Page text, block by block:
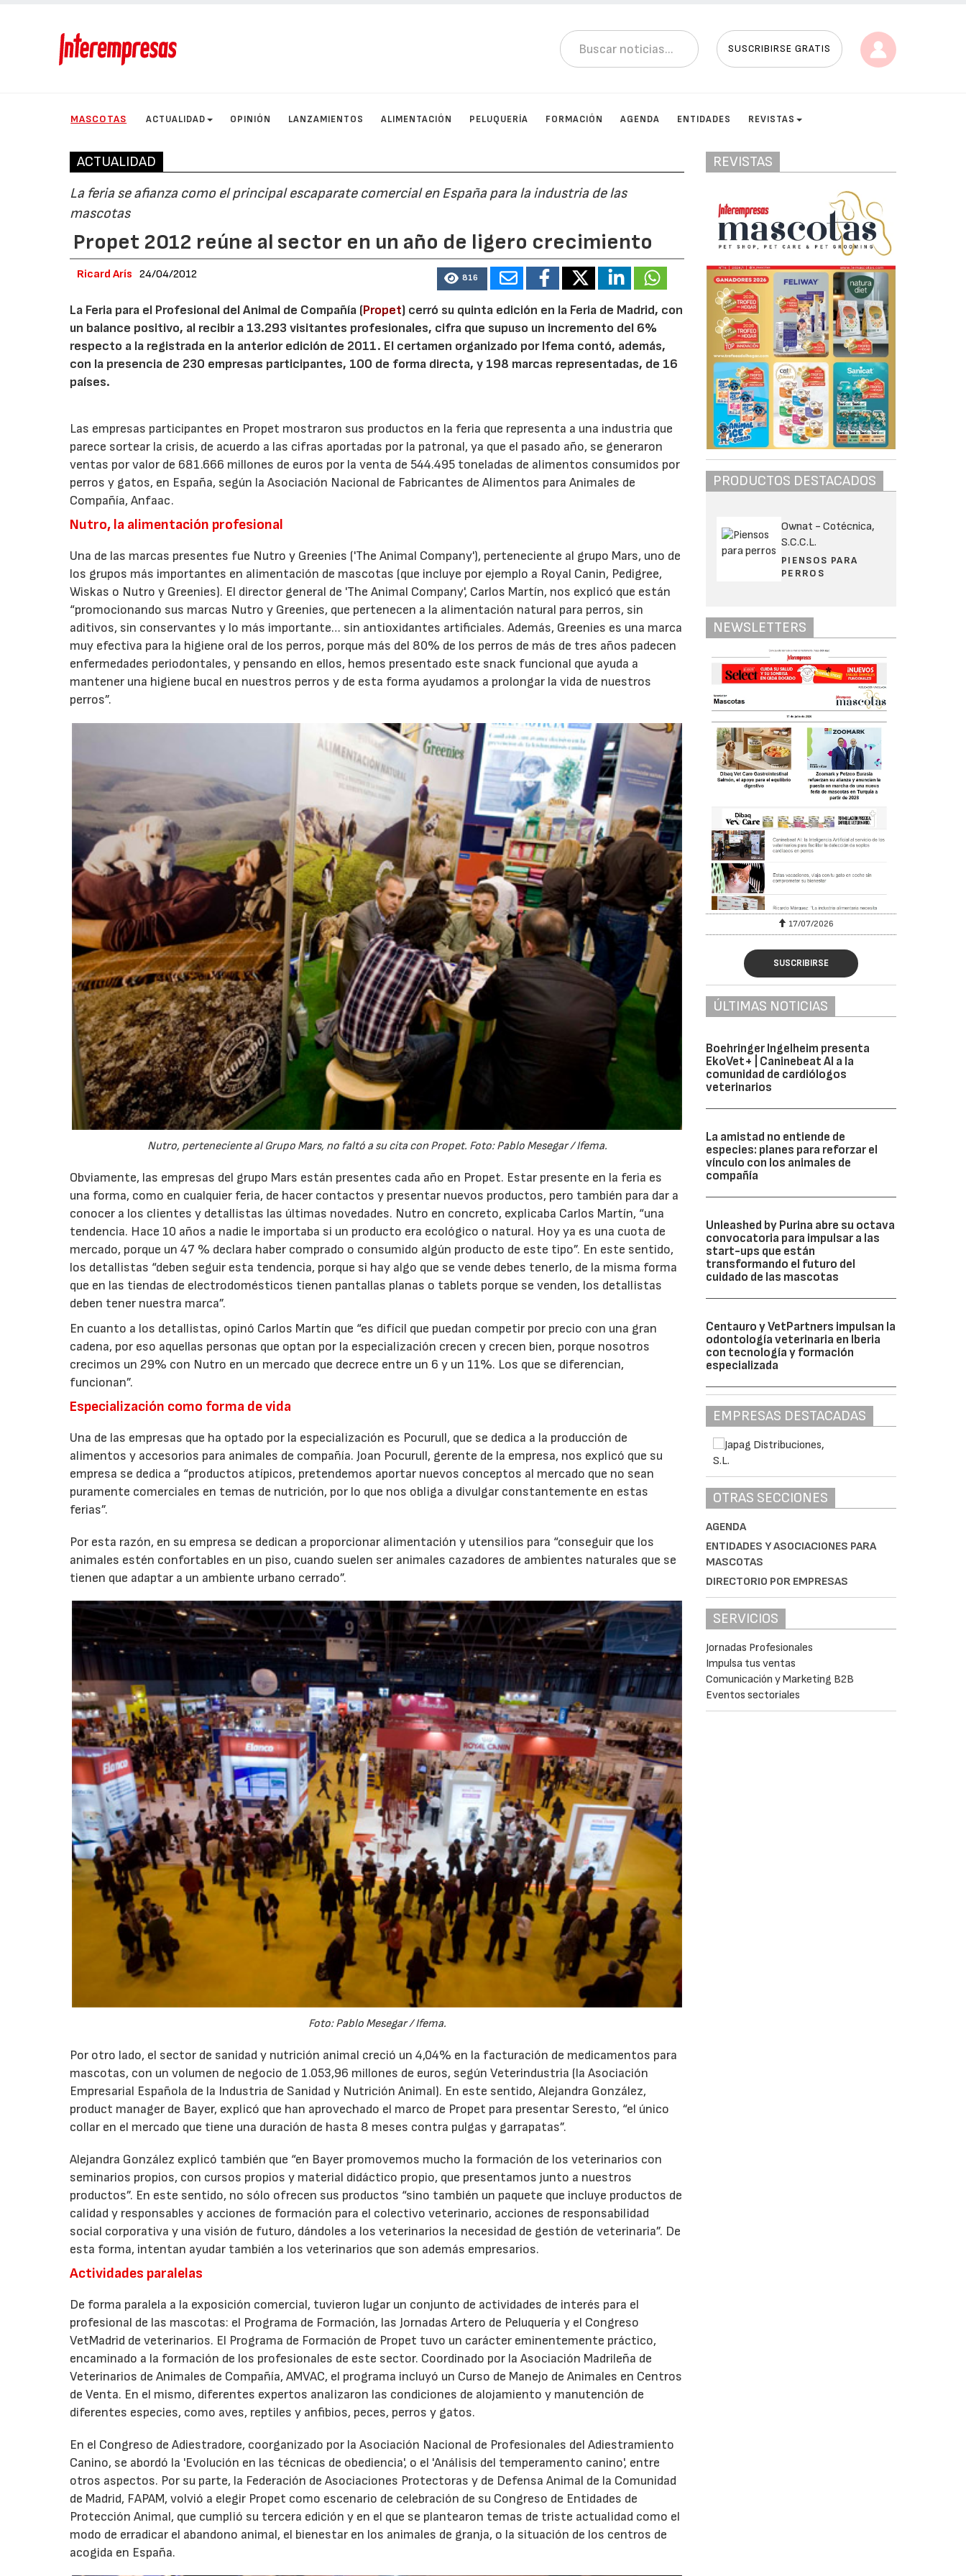
SUSCRIBIRSE GRATIS
MASCOTAS ACTUALIDAD OPINIÓN LANZAMIENTOS ALIMENTACIÓN PELUQUERÍA FORMACIÓN AGENDA ENTIDADES REVISTAS
ACTUALIDAD
La feria se afianza como el principal escaparate comercial en España para la industria de las
mascotas
Propet 2012 reúne al sector en un año de ligero crecimiento
Ricard Arís 24/04/2012 816
La Feria para el Profesional del Animal de Compañía (Propet) cerró su quinta edición en la Feria de Madrid, con
un balance positivo, al recibir a 13.293 visitantes profesionales, cifra que supuso un incremento del 6%
respecto a la registrada en la anterior edición de 2011. El certamen organizado por Ifema contó, además,
con la presencia de 230 empresas participantes, 100 de forma directa, y 198 marcas representadas, de 16
países.
Las empresas participantes en Propet mostraron sus productos en la feria que representa a una industria que
parece sortear la crisis, de acuerdo a las cifras aportadas por la patronal, ya que el pasado año, se generaron
ventas por valor de 681.666 millones de euros por la venta de 544.495 toneladas de alimentos consumidos por
perros y gatos, en España, según la Asociación Nacional de Fabricantes de Alimentos para Animales de
Compañía, Anfaac.
Nutro, la alimentación profesional
Una de las marcas presentes fue Nutro y Greenies ('The Animal Company'), perteneciente al grupo Mars, uno de
los grupos más importantes en alimentación de mascotas (que incluye por ejemplo a Royal Canin, Pedigree,
Wiskas o Nutro y Greenies). El director general de 'The Animal Company', Carlos Martín, nos explicó que están
“promocionando sus marcas Nutro y Greenies, que pertenecen a la alimentación natural para perros, sin
aditivos, sin conservantes y lo más importante… sin antioxidantes artificiales. Además, Greenies es una marca
muy efectiva para la higiene oral de los perros, porque más del 80% de los perros de más de tres años padecen
enfermedades periodontales, y pensando en ellos, hemos presentado este snack funcional que ayuda a
mantener una higiene bucal en nuestros perros y de esta forma ayudamos a prolongar la vida de nuestros
perros”.
Nutro, perteneciente al Grupo Mars, no faltó a su cita con Propet. Foto: Pablo Mesegar / Ifema.
Obviamente, las empresas del grupo Mars están presentes cada año en Propet. Estar presente en la feria es
una forma, como en cualquier feria, de hacer contactos y presentar nuevos productos, pero también para dar a
conocer a los clientes y detallistas las últimas novedades. Nutro en concreto, explicaba Carlos Martín, “una
tendencia. Hace 10 años a nadie le importaba si un producto era ecológico o natural. Hoy ya es una cuota de
mercado, porque un 47 % declara haber comprado o consumido algún producto de este tipo”. En este sentido,
los detallistas “deben seguir esta tendencia, porque si hay algo que se vende debes tenerlo, de la misma forma
que en las tiendas de electrodomésticos tienen pantallas planas o tablets porque se venden, los detallistas
deben tener nuestra marca”.
En cuanto a los detallistas, opinó Carlos Martín que “es difícil que puedan competir por precio con una gran
cadena, por eso aquellas personas que optan por la especialización crecen y crecen bien, porque nosotros
crecimos un 29% con Nutro en un mercado que decrece entre un 6 y un 11%. Los que se diferencian,
funcionan”.
Especialización como forma de vida
Una de las empresas que ha optado por la especialización es Pocurull, que se dedica a la producción de
alimentos y accesorios para animales de compañía. Joan Pocurull, gerente de la empresa, nos explicó que su
empresa se dedica a “productos atípicos, pretendemos aportar nuevos conceptos al mercado que no sean
puramente comerciales en temas de nutrición, por lo que nos obliga a divulgar constantemente en estas
ferias”.
Por esta razón, en su empresa se dedican a proporcionar alimentación y utensilios para “conseguir que los
animales estén confortables en un piso, cuando suelen ser animales cazadores de ambientes naturales que se
tienen que adaptar a un ambiente urbano cerrado”.
Foto: Pablo Mesegar / Ifema.
Por otro lado, el sector de sanidad y nutrición animal creció un 4,04% en la facturación de medicamentos para
mascotas, con un volumen de negocio de 1.053,96 millones de euros, según Veterindustria (la Asociación
Empresarial Española de la Industria de Sanidad y Nutrición Animal). En este sentido, Alejandra González,
product manager de Bayer, explicó que han aprovechado el marco de Propet para presentar Seresto, “el único
collar en el mercado que tiene una duración de hasta 8 meses contra pulgas y garrapatas”.
Alejandra González explicó también que “en Bayer promovemos mucho la formación de los veterinarios con
seminarios propios, con cursos propios y material didáctico propio, que presentamos junto a nuestros
productos”. En este sentido, no sólo ofrecen sus productos “sino también un paquete que incluye productos de
calidad y responsables y acciones de formación para el colectivo veterinario, acciones de responsabilidad
social corporativa y una visión de futuro, dándoles a los veterinarios la necesidad de gestión de veterinaria”. De
esta forma, intentan ayudar también a los veterinarios que son además empresarios.
Actividades paralelas
De forma paralela a la exposición comercial, tuvieron lugar un conjunto de actividades de interés para el
profesional de las mascotas: el Programa de Formación, las Jornadas Artero de Peluquería y el Congreso
VetMadrid de veterinarios. El Programa de Formación de Propet tuvo un carácter eminentemente práctico,
encaminado a la formación de los profesionales de este sector. Coordinado por la Asociación Madrileña de
Veterinarios de Animales de Compañía, AMVAC, el programa incluyó un Curso de Manejo de Animales en Centros
de Venta. En el mismo, diferentes expertos analizaron las condiciones de alojamiento y manutención de
diferentes especies, como aves, reptiles y anfibios, peces, perros y gatos.
En el Congreso de Adiestradore, coorganizado por la Asociación Nacional de Profesionales del Adiestramiento
Canino, se abordó la 'Evolución en las técnicas de obediencia', o el 'Análisis del temperamento canino', entre
otros aspectos. Por su parte, la Federación de Asociaciones Protectoras y de Defensa Animal de la Comunidad
de Madrid, FAPAM, volvió a elegir Propet como escenario de celebración de su Congreso de Entidades de
Protección Animal, que cumplió su tercera edición y en el que se plantearon temas de triste actualidad como el
modo de erradicar el abandono animal, el bienestar en los animales de granja, o la situación de los centros de
acogida en España.
REVISTAS
PRODUCTOS DESTACADOS
Ownat - Cotécnica,
S.C.C.L.
PIENSOS PARA
PERROS
NEWSLETTERS
17/07/2026 31/07/2026 17/07/2026
SUSCRIBIRSE
ÚLTIMAS NOTICIAS
Boehringer Ingelheim presenta
EkoVet+ | Caninebeat AI a la
comunidad de cardiólogos
veterinarios
La amistad no entiende de
especies: planes para reforzar el
vínculo con los animales de
compañía
Unleashed by Purina abre su octava
convocatoria para impulsar a las
start-ups que están
transformando el futuro del
cuidado de las mascotas
Centauro y VetPartners impulsan la
odontología veterinaria en Iberia
con tecnología y formación
especializada
EMPRESAS DESTACADAS
OTRAS SECCIONES
AGENDA
ENTIDADES Y ASOCIACIONES PARA
MASCOTAS
DIRECTORIO POR EMPRESAS
SERVICIOS
Jornadas Profesionales
Impulsa tus ventas
Comunicación y Marketing B2B
Eventos sectoriales